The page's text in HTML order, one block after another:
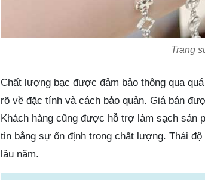
Trang
Chất lượng bạc được đảm bảo thông qua
rõ về đặc tính và cách bảo quản. Giá bán
Khách hàng cũng được hỗ trợ làm sạch sản
tin bằng sự ổn định trong chất lượng. Thái
lâu năm.